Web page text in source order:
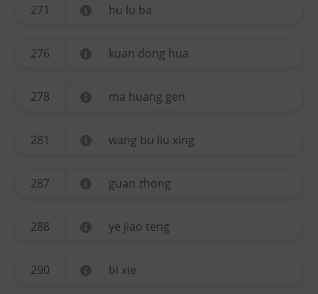
271 hu lu ba
276 kuan dong hua
278 ma huang gen
281 wang bu liu xing
287 guan zhong
288 ye jiao teng
290 bi xie